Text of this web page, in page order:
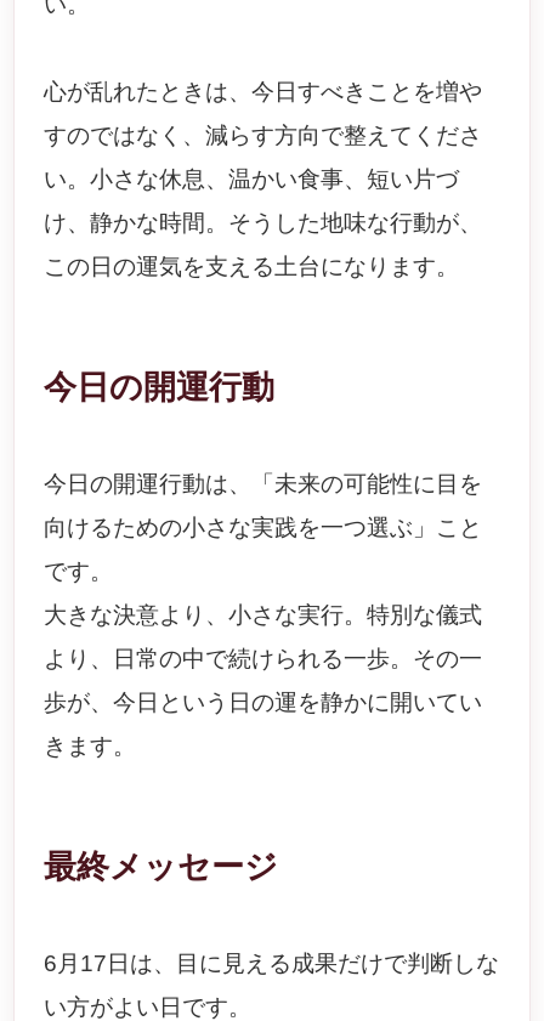
心が乱れたときは、今日すべきことを増や
すのではなく、減らす方向で整えてくださ
い。小さな休息、温かい食事、短い片づ
け、静かな時間。そうした地味な行動が、
この日の運気を支える土台になります。
今日の開運行動
今日の開運行動は、「未来の可能性に目を
向けるための小さな実践を一つ選ぶ」こと
です。
大きな決意より、小さな実行。特別な儀式
より、日常の中で続けられる一歩。その一
歩が、今日という日の運を静かに開いてい
きます。
最終メッセージ
6月17日は、目に見える成果だけで判断しな
い方がよい日です。